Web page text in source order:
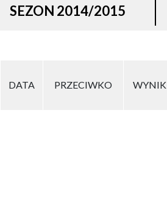
SEZON 2014/2015
DATA PRZECIWKO WYNIK